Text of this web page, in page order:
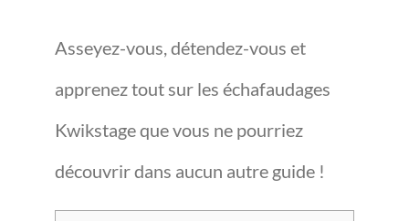
Asseyez-vous, détendez-vous et
apprenez tout sur les échafaudages
Kwikstage que vous ne pourriez
découvrir dans aucun autre guide !